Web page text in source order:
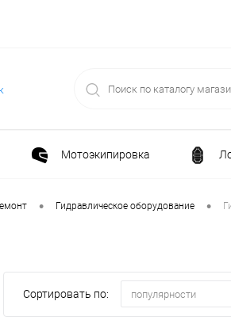
Мотоэкипировка
Спортивные товары /
Климатическая техника
• Гидравлическое оборудование •
Сортировать по: популярности